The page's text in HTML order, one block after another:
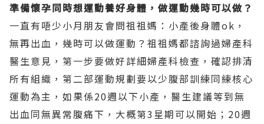
準備懷孕同時想運動養好身體，做運動幾時可以做？
一直有唔少小月朋友會問祖祖媽：小產後身體ok，
無再出血，幾時可以做運動？祖祖媽都諮詢過婦產科
醫生意見，第一步要做好詳細婦產科檢查，確認排清
所有組織，第二部運動規劃要以少腹部訓練同練核心
運動為主，如果係20週以下小產，醫生建議等到無
出血同無異常腹痛下，大概第3星期可以開始；20週